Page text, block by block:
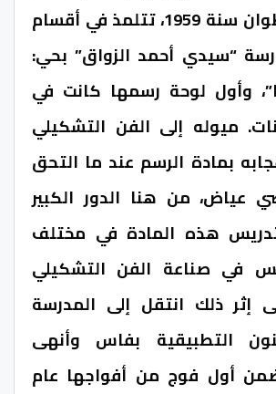
من مواليد تطوان سنة 1959، تتلمذ في أقسام
“سيدي أحمد الزواق” بحي:
وأول لوحة رسمها كانت في
ميوله إلى الفن التشكيلي
بمادة الرسم عند ما التحق
عياض، من هنا الدور الكبير
هذه المادة في مختلف
في صناعة الفن التشكيلي
إثر ذلك انتقل إلى المدرسة
التطبيقية بفاس وأنهى
أول فوج من أفواجها عام